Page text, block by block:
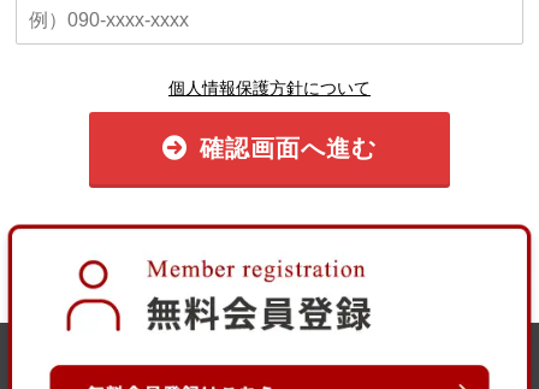
個人情報保護方針について
確認画面へ進む